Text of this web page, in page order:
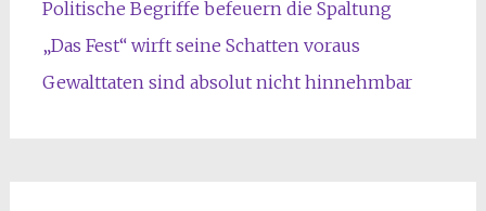
Politische Begriffe befeuern die Spaltung
„Das Fest“ wirft seine Schatten voraus
Gewalttaten sind absolut nicht hinnehmbar